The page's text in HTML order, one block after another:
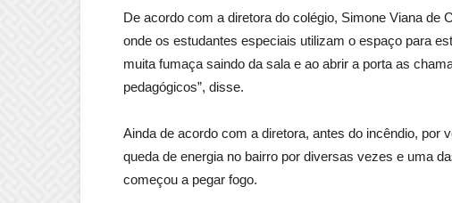
De acordo com a diretora do colégio, Simone Viana de
onde os estudantes especiais utilizam o espaço para
muita fumaça saindo da sala e ao abrir a porta as
pedagógicos”, disse.
Ainda de acordo com a diretora, antes do incêndio, por
queda de energia no bairro por diversas vezes e uma
começou a pegar fogo.